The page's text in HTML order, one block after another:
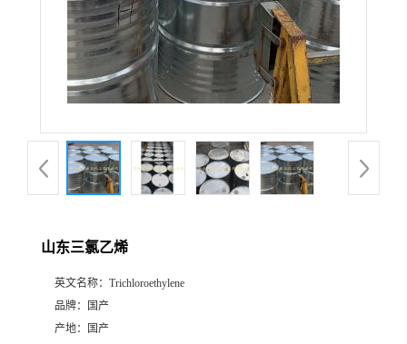
山东三氯乙烯
英文名称： Trichloroethylene
品牌：
国产
产地：
国产